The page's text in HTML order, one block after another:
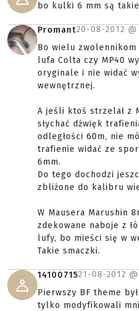
bo kulki 6 mm są
Promant20-08-2012 @
Bo wielu
lufa Colta czy MP40
oryginale i nie widać
wewnętrznej.
A jeśli ktoś strzelał z
słychać dźwięk
odległości 60m, nie
trafienie widać ze
6mm.
Do tego dochodzi
zbliżone do kalibru
W Mausera Marushin
zdekowane naboje z
lufy, bo mieści się w
Takie smaczki.
1410071521-08-2012 @
Pierwszy BF theme
tylko modyfikowali